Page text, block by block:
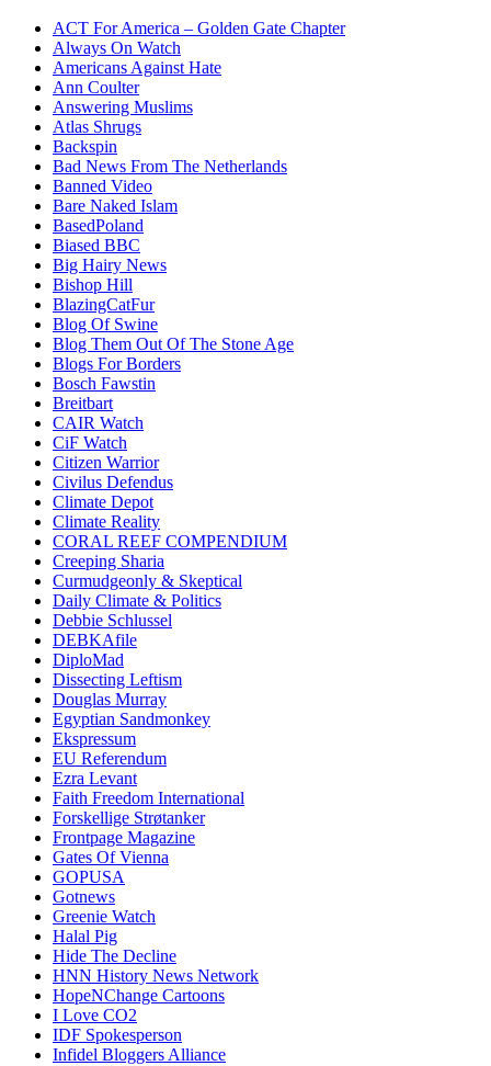
ACT For America – Golden Gate Chapter
Always On Watch
Americans Against Hate
Ann Coulter
Answering Muslims
Atlas Shrugs
Backspin
Bad News From The Netherlands
Banned Video
Bare Naked Islam
BasedPoland
Biased BBC
Big Hairy News
Bishop Hill
BlazingCatFur
Blog Of Swine
Blog Them Out Of The Stone Age
Blogs For Borders
Bosch Fawstin
Breitbart
CAIR Watch
CiF Watch
Citizen Warrior
Civilus Defendus
Climate Depot
Climate Reality
CORAL REEF COMPENDIUM
Creeping Sharia
Curmudgeonly & Skeptical
Daily Climate & Politics
Debbie Schlussel
DEBKAfile
DiploMad
Dissecting Leftism
Douglas Murray
Egyptian Sandmonkey
Ekspressum
EU Referendum
Ezra Levant
Faith Freedom International
Forskellige Strøtanker
Frontpage Magazine
Gates Of Vienna
GOPUSA
Gotnews
Greenie Watch
Halal Pig
Hide The Decline
HNN History News Network
HopeNChange Cartoons
I Love CO2
IDF Spokesperson
Infidel Bloggers Alliance